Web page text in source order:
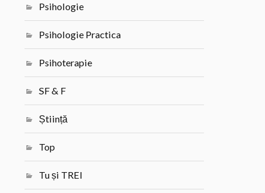
Psihologie
Psihologie Practica
Psihoterapie
SF & F
Știință
Top
Tu și TREI